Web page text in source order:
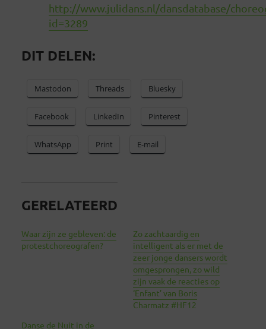
http://www.julidans.nl/dansdatabase/
id=3289
DIT DELEN:
Mastodon Threads Bluesky
Facebook LinkedIn Pinterest
WhatsApp Print E-mail
GERELATEERD
Waar zijn ze gebleven: de
protestchoreografen?
Zo zachtaardig en
intelligent als er met de
zeer jonge dansers wordt
omgesprongen, zo wild
zijn vaak de reacties op
‘Enfant’ van Boris
Charmatz #HF12
Danse de Nuit in de